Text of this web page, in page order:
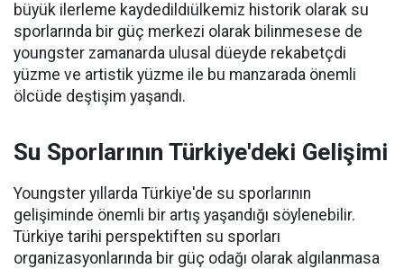
büyük ilerleme kaydedildıülkemiz historik olarak su
sporlarında bir güç merkezi olarak bilinmesese de
youngster zamanarda ulusal düeyde rekabetçdi
yüzme ve artistik yüzme ile bu manzarada önemli
ölcüde deştişim yaşandı.
Su Sporlarının Türkiye'deki Gelişimi
Youngster yıllarda Türkiye'de su sporlarının
gelişiminde önemli bir artış yaşandığı söylenebilir.
Türkiye tarihi perspektiften su sporları
organizasyonlarında bir güç odağı olarak algılanmasa